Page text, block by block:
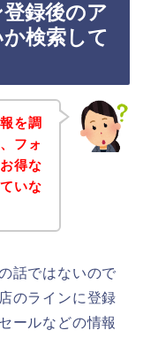
録後のア
検索して
を調
フォ
得な
いな
話ではないので
のラインに登録
ールなどの情報